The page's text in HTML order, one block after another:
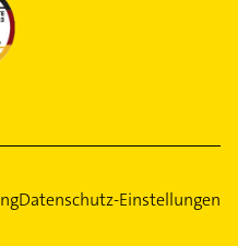
Datenschutz-Einstellungen